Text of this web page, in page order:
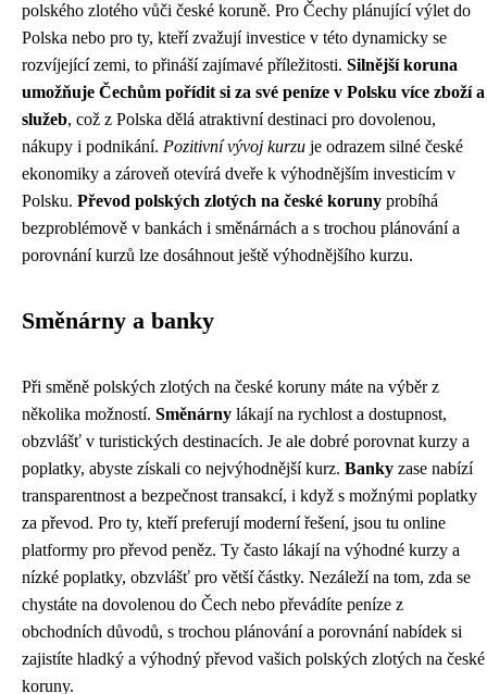
polského zlotého vůči české koruně. Pro Čechy plánující výlet do
Polska nebo pro ty, kteří zvažují investice v této dynamicky se
rozvíjející zemi, to přináší zajímavé příležitosti. Silnější koruna
umožňuje Čechům pořídit si za své peníze v Polsku více zboží a
služeb, což z Polska dělá atraktivní destinaci pro dovolenou,
nákupy i podnikání. Pozitivní vývoj kurzu je odrazem silné české
ekonomiky a zároveň otevírá dveře k výhodnějším investicím v
Polsku. Převod polských zlotých na české koruny probíhá
bezproblémově v bankách i směnárnách a s trochou plánování a
porovnání kurzů lze dosáhnout ještě výhodnějšího kurzu.
Směnárny a banky
Při směně polských zlotých na české koruny máte na výběr z
několika možností. Směnárny lákají na rychlost a dostupnost,
obzvlášť v turistických destinacích. Je ale dobré porovnat kurzy a
poplatky, abyste získali co nejvýhodnější kurz. Banky zase nabízí
transparentnost a bezpečnost transakcí, i když s možnými poplatky
za převod. Pro ty, kteří preferují moderní řešení, jsou tu online
platformy pro převod peněz. Ty často lákají na výhodné kurzy a
nízké poplatky, obzvlášť pro větší částky. Nezáleží na tom, zda se
chystáte na dovolenou do Čech nebo převádíte peníze z
obchodních důvodů, s trochou plánování a porovnání nabídek si
zajistíte hladký a výhodný převod vašich polských zlotých na české
koruny.